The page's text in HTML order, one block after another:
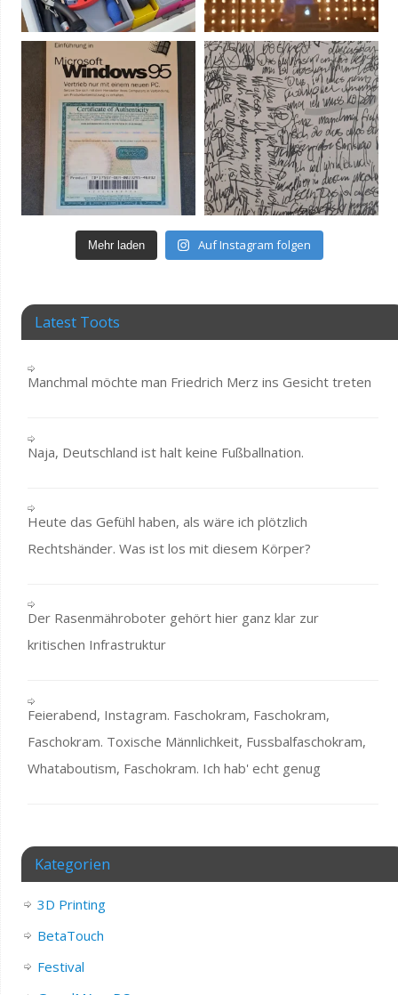
Mehr laden Auf Instagram folgen
Latest Toots
Manchmal möchte man Friedrich Merz ins Gesicht treten
Naja, Deutschland ist halt keine Fußballnation.
Heute das Gefühl haben, als wäre ich plötzlich
Rechtshänder. Was ist los mit diesem Körper?
Der Rasenmähroboter gehört hier ganz klar zur
kritischen Infrastruktur
Feierabend, Instagram. Faschokram, Faschokram,
Faschokram. Toxische Männlichkeit, Fussbalfaschokram,
Whataboutism, Faschokram. Ich hab' echt genug
Kategorien
3D Printing
BetaTouch
Festival